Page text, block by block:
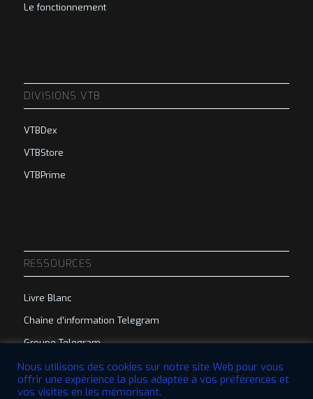
Le fonctionnement
DIVISIONS VTB
VTBDex
VTBStore
VTBPrime
RESSOURCES
Livre Blanc
Chaîne d’information Telegram
Groupe Telegram
Nous utilisons des cookies sur notre site Web pour vous
offrir une expérience la plus adaptée à vos préférences et
vos visites en les mémorisant.